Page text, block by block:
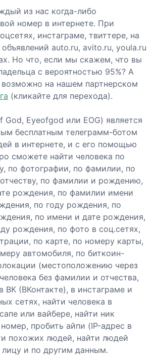
из нас когда-либо
номер в интернете. При
инстаграме, твиттере, на
auto.ru, avito.ru, youla.ru
Но что, если мы скажем, что вы
с вероятностью 95%? А
возможно на нашем партнерском
(кликайте для перехода).
God, Eyeofgod или EOG) является
бесплатным телеграмм-ботом
в интернете, и с его помощью
сможете найти человека по
по фотографии, по фамилии, по
по фамилии и рождению,
рождения, по фамилии имени
по году рождения, по
по имени и дате рождения,
рождения, по фото в соц.сетях,
по карте, по номеру карты,
автомобиля, по биткоин-
(местоположению через
без фамилии и отчества,
ВК (ВКонтакте), в инстаграме и
сетях, найти человека в
или вайбере, найти ник
пробить айпи (IP-адрес в
похожих людей, найти людей
и по другим данным.